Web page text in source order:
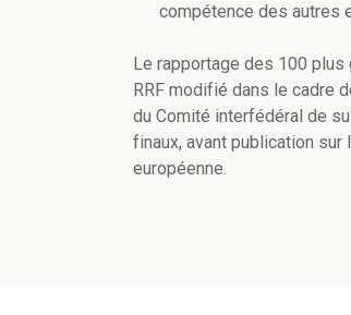
compétence des autres
Le rapportage des 100
RRF modifié dans le cadre
du Comité interfédéral de
finaux, avant publication sur
européenne.